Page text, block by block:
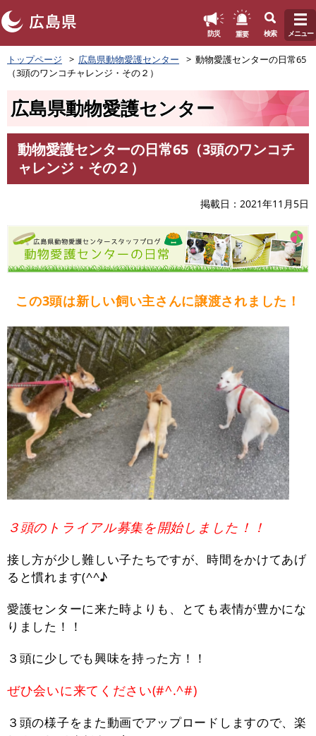
ペ
ー
防災 重要 検索 メニュー
トップページ 広島県動物愛護センター
動物愛護センターの日常65
（3頭のワンコチャレンジ・その２）
広島県動物愛護センター
動物愛護センターの日常65（3頭のワンコチ
ャレンジ・その２）
掲載日 2021年11月5日
この3頭は新しい飼い主さんに譲渡されました！
３頭のトライアル募集を開始しました！！
接し方が少し難しい子たちですが、時間をかけてあげ
ると慣れます(^^♪
愛護センターに来た時よりも、とても表情が豊かにな
りました！！
３頭に少しでも興味を持った方！！
ぜひ会いに来てください(#^.^#)
３頭の様子をまた動画でアップロードしますので、楽